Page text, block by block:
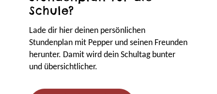
Schule?
Lade dir hier deinen persönlichen
Stundenplan mit Pepper und seinen Freunden
herunter. Damit wird dein Schultag bunter
und übersichtlicher.